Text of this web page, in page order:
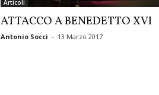
Articoli
ATTACCO A BENEDETTO XVI
Antonio Socci - 13 Marzo 2017